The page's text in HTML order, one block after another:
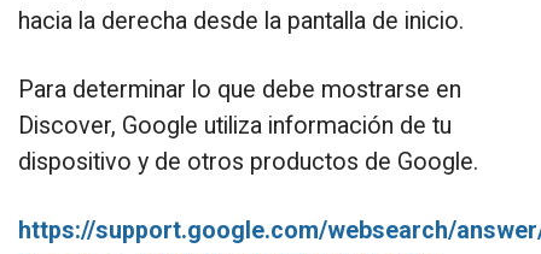
hacia la derecha desde la pantalla de inicio.
Para determinar lo que debe mostrarse en
Discover, Google utiliza información de tu
dispositivo y de otros productos de Google.
https://support.google.com/websearch/